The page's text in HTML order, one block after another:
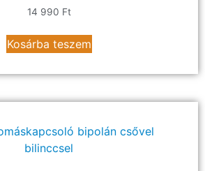
14 990 Ft
Kosárba teszem